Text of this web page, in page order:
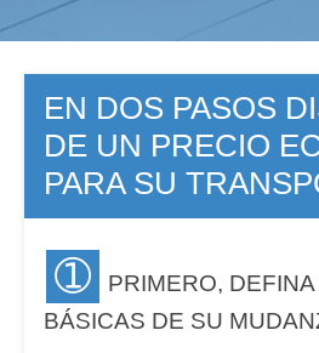
EN DOS PASOS
DE UN PRECIO
PARA SU
➀
PRIMERO,
BÁSICAS DE SU